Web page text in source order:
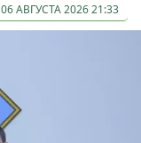
06 АВГУСТА 2026 21:33